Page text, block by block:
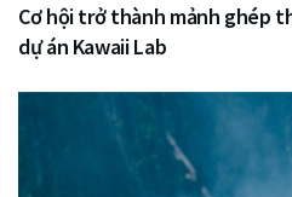
Cơ hội trở thành mảnh ghép
dự án Kawaii Lab